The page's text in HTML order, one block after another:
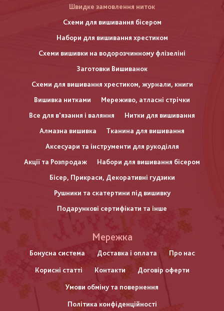
Швидке замовлення ниток
Схеми для вишивання бісером
Набори для вишивання хрестиком
Схеми вишивки на водорозчинному флізеліні
Заготовки Вишиванок
Схеми для вишивання хрестиком, журнали, книги
Вишивка нитками
Мереживо, атласні стрічки
Все для в'язання і валяння
Нитки для вишивання
Алмазна вишивка
Тканина для вишивання
Аксесуари та інструменти для рукоділля
Акції та Розпродаж
Набори для вишивання бісером
Бісер, Прикраси, Декоративні гудзики
Рушники та скатертини під вишивку
Подарункові сертифікати та інше
нижнього
колонтитулу
Мережка
Бонусна система Доставка і оплата Про нас
Корисні статті Контакти Договір оферти
Умови обміну та повернення
Політика конфіденційності